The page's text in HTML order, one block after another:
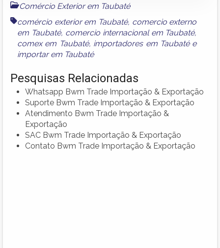
Comércio Exterior em Taubaté
comércio exterior em Taubaté, comercio externo
em Taubaté, comercio internacional em Taubaté,
comex em Taubaté, importadores em Taubatée
importar em Taubaté
Pesquisas Relacionadas
Whatsapp Bwm Trade Importação & Exportação
Suporte Bwm Trade Importação & Exportação
Atendimento Bwm Trade Importação &
Exportação
SAC Bwm Trade Importação & Exportação
Contato Bwm Trade Importação & Exportação